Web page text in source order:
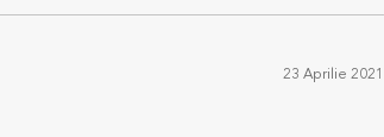
23 Aprilie 2021